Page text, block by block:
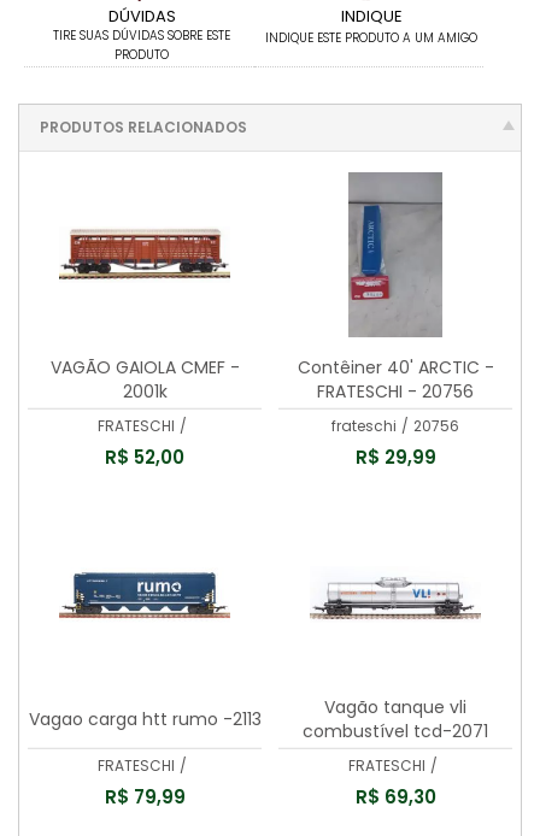
DÚVIDAS
TIRE SUAS DÚVIDAS SOBRE ESTE
PRODUTO
INDIQUE
INDIQUE ESTE PRODUTO A UM AMIGO
PRODUTOS RELACIONADOS
VAGÃO GAIOLA CMEF -
2001k
FRATESCHI /
R$ 52,00
Contêiner 40' ARCTIC -
FRATESCHI - 20756
frateschi / 20756
R$ 29,99
Vagao carga htt rumo -2113
FRATESCHI /
R$ 79,99
Vagão tanque vli
combustível tcd-2071
FRATESCHI /
R$ 69,30